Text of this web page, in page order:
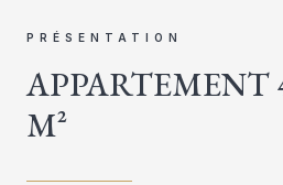
PRÉSENTATION
APPARTEMENT
M²